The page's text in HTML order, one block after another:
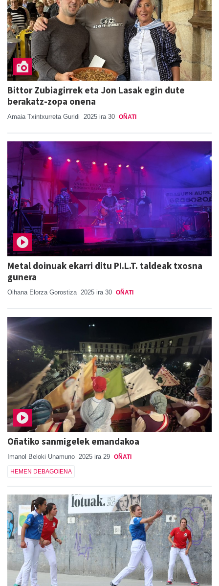
Bittor Zubiagirrek eta Jon Lasak egin dute
berakatz-zopa onena
Amaia Txintxurreta Guridi 2025 ira 30 OÑATI
Metal doinuak ekarri ditu PI.L.T. taldeak txosna
gunera
Oihana Elorza Gorostiza 2025 ira 30 OÑATI
Oñatiko sanmigelek emandakoa
Imanol Beloki Unamuno 2025 ira 29 OÑATI
HEMEN DEBAGOIENA